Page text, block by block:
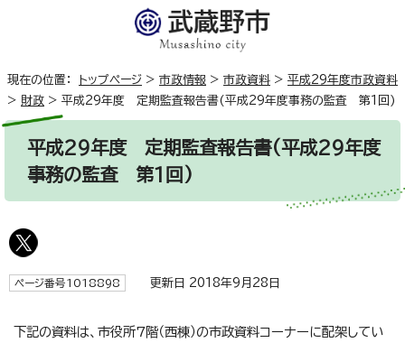
現在の位置： トップページ > 市政情報 > 市政資料 > 平成29年度市政資料
> 財政 > 平成29年度 定期監査報告書(平成29年度事務の監査 第1回)
平成29年度 定期監査報告書(平成29年度
事務の監査 第1回)
ページ番号1018898 更新日 2018年9月28日
下記の資料は、市役所7階（西棟）の市政資料コーナーに配架してい